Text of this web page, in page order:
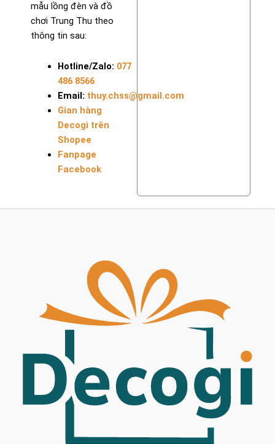
mẫu lồng đèn và đồ
chơi Trung Thu theo
thông tin sau:
Hotline/Zalo: 077
486 8566
Email: thuy.chss@gmail.com
Gian hàng
Decogi trên
Shopee
Fanpage
Facebook